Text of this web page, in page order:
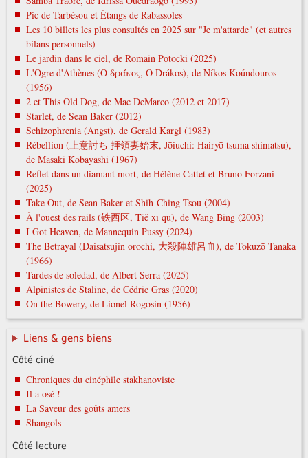
Pic de Tarbésou et Étangs de Rabassoles
Les 10 billets les plus consultés en 2025 sur "Je m'attarde" (et autres
bilans personnels)
Le jardin dans le ciel, de Romain Potocki (2025)
L'Ogre d'Athènes (Ο δράκος, O Drákos), de Níkos Koúndouros
(1956)
2 et This Old Dog, de Mac DeMarco (2012 et 2017)
Starlet, de Sean Baker (2012)
Schizophrenia (Angst), de Gerald Kargl (1983)
Rébellion (上意討ち 拝領妻始末, Jōiuchi: Hairyō tsuma shimatsu),
de Masaki Kobayashi (1967)
Reflet dans un diamant mort, de Hélène Cattet et Bruno Forzani
(2025)
Take Out, de Sean Baker et Shih-Ching Tsou (2004)
À l'ouest des rails (铁西区, Tiě xī qū), de Wang Bing (2003)
I Got Heaven, de Mannequin Pussy (2024)
The Betrayal (Daisatsujin orochi, 大殺陣雄呂血), de Tokuzō Tanaka
(1966)
Tardes de soledad, de Albert Serra (2025)
Alpinistes de Staline, de Cédric Gras (2020)
On the Bowery, de Lionel Rogosin (1956)
Liens & gens biens
Côté ciné
Chroniques du cinéphile stakhanoviste
Il a osé !
La Saveur des goûts amers
Shangols
Côté lecture